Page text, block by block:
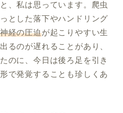
と、私は思っています。爬虫
とした落下やハンドリング
経の圧迫が起こりやすい生
るのが遅れることがあり、
のに、今日は後ろ足を引き
で発覚することも珍しくあ